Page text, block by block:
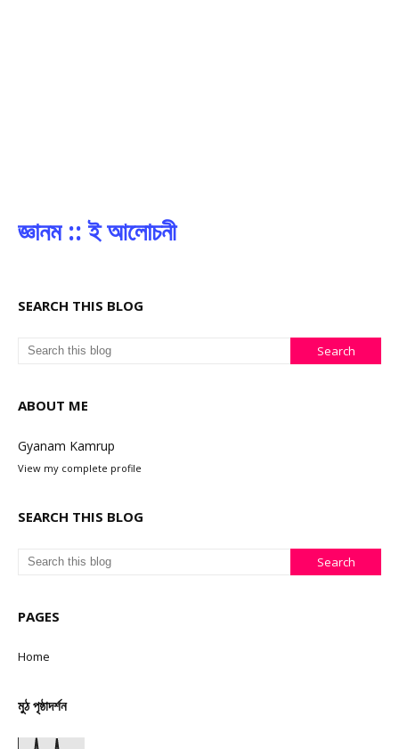
জ্ঞানম :: ই আলোচনী
SEARCH THIS BLOG
ABOUT ME
Gyanam Kamrup
View my complete profile
SEARCH THIS BLOG
PAGES
Home
মুঠ পৃষ্ঠাদৰ্শন